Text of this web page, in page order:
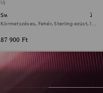
Új
Swarovski Classica karikagyűrű
Körmetszéses, Fehér, Sterling ezüst, 18
87 900 Ft